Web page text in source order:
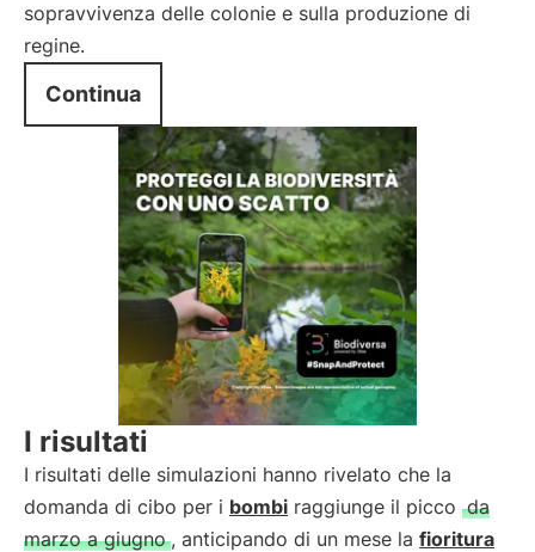
sopravvivenza delle colonie e sulla produzione di
regine.
Continua
I risultati
I risultati delle simulazioni hanno rivelato che la
domanda di cibo per i bombi raggiunge il picco da
marzo a giugno , anticipando di un mese la fioritura